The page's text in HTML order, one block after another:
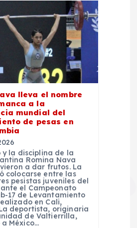
lleva el nombre
a la
mundial del
de pesas en
y la disciplina de la
Romina Nava
a dar frutos. La
colocarse entre las
pesistas juveniles del
el Campeonato
17 de Levantamiento
en Cali,
deportista, originaria
de Valtierrilla,
México…